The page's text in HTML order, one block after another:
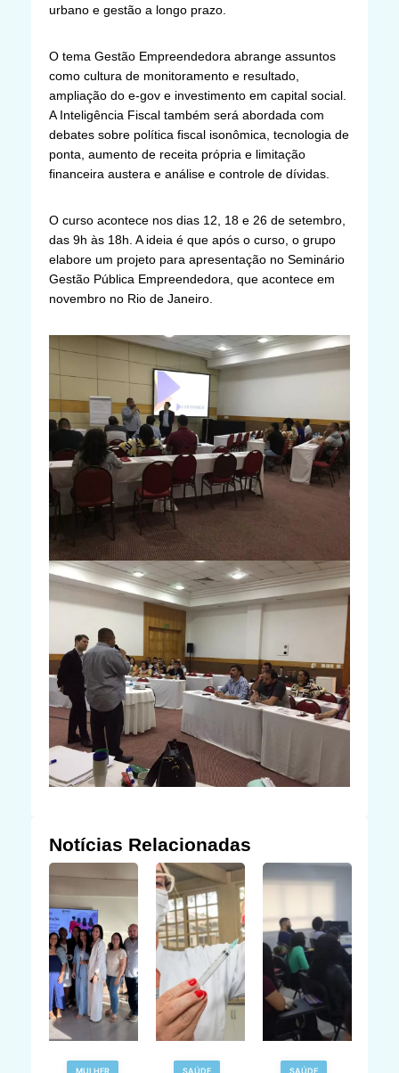
urbano e gestão a longo prazo.
O tema Gestão Empreendedora abrange assuntos
como cultura de monitoramento e resultado,
ampliação do e-gov e investimento em capital social.
A Inteligência Fiscal também será abordada com
debates sobre política fiscal isonômica, tecnologia de
ponta, aumento de receita própria e limitação
financeira austera e análise e controle de dívidas.
O curso acontece nos dias 12, 18 e 26 de setembro,
das 9h às 18h. A ideia é que após o curso, o grupo
elabore um projeto para apresentação no Seminário
Gestão Pública Empreendedora, que acontece em
novembro no Rio de Janeiro.
Notícias Relacionadas
MULHER SAÚDE SAÚDE